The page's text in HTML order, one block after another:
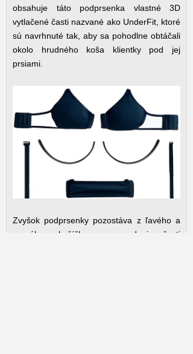
obsahuje táto podprsenka vlastné 3D
vytlačené časti nazvané ako UnderFit, ktoré
sú navrhnuté tak, aby sa pohodlne obtáčali
okolo hrudného koša klientky pod jej
prsiami.
Zvyšok podprsenky pozostáva z ľavého a
pravého košíčka, a zadnej časti